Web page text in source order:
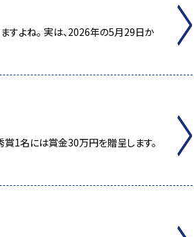
すよね。 実は、2026年の5月29日か
1名には賞金30万円を贈呈します。